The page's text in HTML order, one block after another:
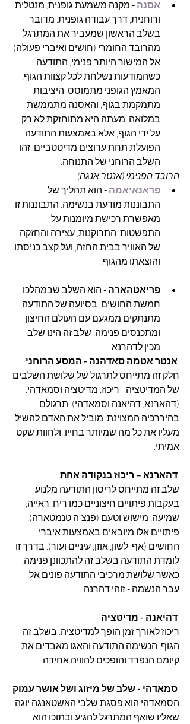
אסנה - מקנה משמעת גופנית, מנטלית
ורוחנית, דרך עבודה גופנית. מדובר
בשלב הראשון שמעביר את המתרגל
מהרובד החומרי (חושים ואיברי פעולה)
אל המישור היותר פנימי, התודעה.
כשהמודעות נשלחת לכל קצוות הגוף,
המאמץ הגופני מתמוסס, היציבות
מתמקמת בגוף, והאסנה מתממשת
במלואה. מעתה היא מתוחזקת לא רק
על ידי הגוף, אלא באמצעות התודעה
הפועלת תחת ערוצים מדיטטביים. זהו
השלב הרוחני של התנוחה.
הרובד הפנימי (אנטר אנגה)
פראנאיאמה - הוא תהליך של
התבוננות מודעת בנשימה. התבוננות זו
מאפשרת רכישת מיומנות על
התפשטות, התרוקנות, עצירה והחזקה
של האוויר בבית החזה, ועל קצב כניסתו
והוצאתו מהגוף.
פריאטהארה - הוא השלב שבמהלכו
חמשת החושים, בסיועה של התודעה,
מתנתקים ממגעם עם העולם החיצון
ומתכנסים פנימה. שלב זה הינו שלב
מכין לדהרנא.
אנטר אטמה סאדהנה - המסע הרוחני
חלק זה מתייחס לתרגול של שלושת השלבים
של המדיטציה - ריכוז, מדיטציה וסמאדהי.
(דהארנא, דהיאנה וסמאדהי). תרגולם
בהיררכיה המצוינת, מוביל את האדם להשיל
מעליו את כל מה שמיותר בחייו, ולחוות שקט
אמיתי.
דהארנא – ריכוז בנקודה אחת
שלב זה מתייחס לריסון התודעה מלנוע
בעקבות פיתויים חיצוניים כמו ריח, ראייה,
שמיעה, מישוש וטעם (פנצ'ה טנמטארה).
פיתויים אלו מיובאים באמצעות איברי
החושים (אף, לשון, אוזן, עיניים ועור). בדרך זו
לומדת התודעה בשלב זה להתכוונן פנימה.
כאשר שלושת מרכיבי התודעה פונים אל
עבר הנשמה - זוהי דהרנה.
דהיאנה - מדיטציה
ריכוז לאורך זמן הופך למדיטציה. בשלב זה
הגוף, הנשימה התודעה והאגו מאבדים את
קיומם הנפרד והופכים להוויה אחידה.
סמאדהי - שלב של מיזוג ושל אושר עמוק
הסמאדהי הוא פסגת שלבי האשטאנגה יוגה
שאליו שואף המתרגל להגיע ובתוכו הוא